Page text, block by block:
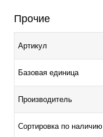
Прочие
Артикул
Базовая единица
Производитель
Сортировка по наличию